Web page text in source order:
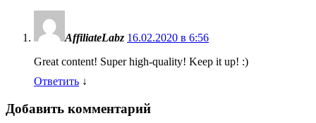
AffiliateLabz 16.02.2020 в 6:56
Great content! Super high-quality! Keep it up! :)
Ответить ↓
Добавить комментарий